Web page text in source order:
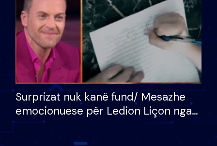
Surprizat nuk kanë fund/ Mesazhe
emocionuese për Ledion Liçon nga
nëna dhe fëmijët e tij, moderatori
nuk i mban dot lotët: Nuk meritoj…